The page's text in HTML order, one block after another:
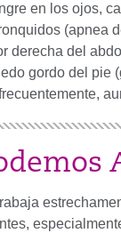
en los ojos,
(apnea
derecha del
gordo del pie